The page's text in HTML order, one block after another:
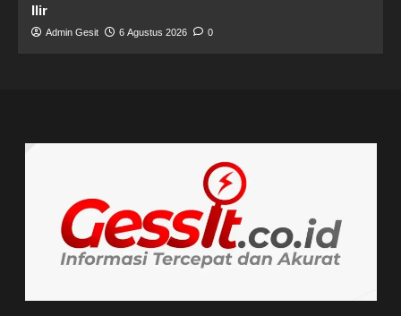
Ilir
Admin Gesit 6 Agustus 2026 0